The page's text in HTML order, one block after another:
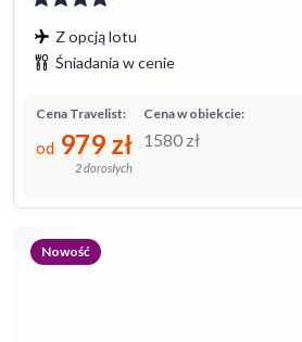
Z opcją lotu
Śniadania w cenie
Cena w obiekcie:
1580 zł
Cena Travelist:
od 979 zł
2 dorosłych
Nowość